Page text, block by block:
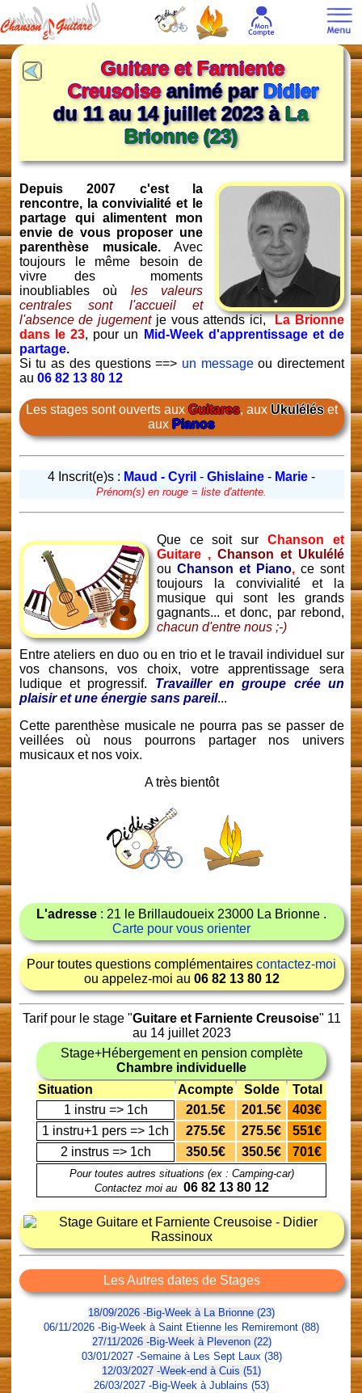
Guitare et Farniente
Creusoiseanimé parDidier
du 11 au 14 juillet 2023 àLa
Brionne (23)
Depuis 2007 c'est la
rencontre, la convivialité et le
partage qui alimentent mon
envie de vous proposer une
parenthèse musicale.Avec
toujours le même besoin de
vivre des moments
inoubliables où les valeurs
centrales sont l'accueil et
l'absence de jugementje vous attends ici,La Brionne
dans le 23, pour un
Mid-Week d'apprentissage et de
partage.
Si tu as des questions ==> un messageou directement
au 06 82 13 80 12
Les stages sont ouverts auxGuitares, aux Ukuléléset
aux Pianos
4 Inscrit(e)s : Maud - Cyril -Ghislaine- Marie -
Prénom(s) en rouge = liste d'attente.
Que ce soit surChanson et
Guitare , Chanson et Ukulélé
ou Chanson et Piano, ce sont
toujours la convivialité et la
musique qui sont les grands
gagnants... et donc, par rebond,
chacun d'entre nous ;-)
Entre ateliers en duo ou en trio et le travail individuel sur
vos chansons, vos choix, votre apprentissage sera
ludique et progressif. Travailler en groupe crée un
plaisir et une énergie sans pareil...
Cette parenthèse musicale ne pourra pas se passer de
veillées où nous pourrons partager nos univers
musicaux et nos voix.
A très bientôt
L'adresse : 21 le Brillaudoueix 23000 La Brionne .
Carte pour vous orienter
Pour toutes questions complémentairescontactez-moi
ou appelez-moi au 06 82 13 80 12
Tarif pour le stage "Guitare et Farniente Creusoise" 11
au 14 juillet 2023
Stage+Hébergement en pension complète
Chambre individuelle
Situation
Acompte Solde
Total
1 instru => 1ch
201.5€ 201.5€
403€
1 instru+1 pers => 1ch
275.5€ 275.5€
551€
2 instrus => 1ch
350.5€ 350.5€ 701€
Pour toutes autres situations (ex : Camping-car)
Contactez moi au 06 82 13 80 12
Les Autres dates de Stages
18/09/2026 -Big-Week à La Brionne (23)
06/11/2026 -Big-Week à Saint Etienne les Remiremont (88)
27/11/2026 -Big-Week à Plevenon (22)
03/01/2027 -Semaine à Les Sept Laux (38)
12/03/2027 -Week-end à Cuis (51)
26/03/2027 -Big-Week à Jublains (53)